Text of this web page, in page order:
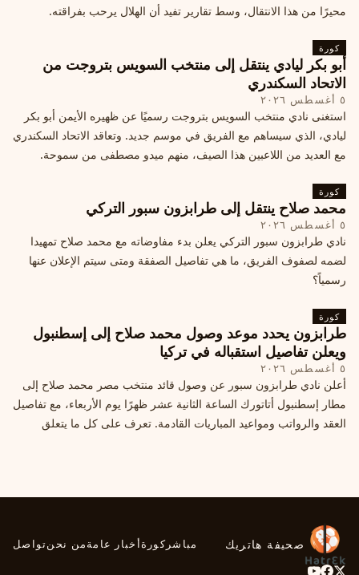
محيرًا من هذا الانتقال، وسط تقارير تفيد أن الهلال يرحب بفراقته.
كورة
أبو بكر ليادي ينتقل إلى منتخب السويس بتروجت من
الاتحاد السكندري
٥ أغسطس ٢٠٢٦
استغنى نادي منتخب السويس بتروجت رسميًا عن ظهيره الأيمن أبو بكر
ليادي، الذي سيساهم مع الفريق في موسم جديد. وتعاقد الاتحاد السكندري
مع العديد من اللاعبين هذا الصيف، منهم ميدو مصطفى من سموحة.
كورة
محمد صلاح ينتقل إلى طرابزون سبور التركي
٥ أغسطس ٢٠٢٦
نادي طرابزون سبور التركي يعلن بدء مفاوضاته مع محمد صلاح تمهيدا
لضمه لصفوف الفريق، ما هي تفاصيل الصفقة ومتى سيتم الإعلان عنها
رسمياً؟
كورة
طرابزون يحدد موعد وصول محمد صلاح إلى إسطنبول
ويعلن تفاصيل استقباله في تركيا
٥ أغسطس ٢٠٢٦
أعلن نادي طرابزون سبور عن وصول قائد منتخب مصر محمد صلاح إلى
مطار إسطنبول أتاتورك الساعة الثانية عشر ظهرًا يوم الأربعاء، مع تفاصيل
العقد والرواتب ومواعيد المباريات القادمة. تعرف على كل ما يتعلق
صحيفة هاتريك مباشر كورةأخبار عامةمن نحنتواصل